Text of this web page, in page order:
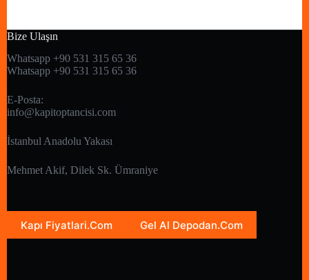
Bize Ulaşın
Whatsapp +90 531 315 65 36
Whatsapp +90 531 315 65 36
E-Posta:
info@kapitoptancisi.com
İstanbul Anadolu Yakası
Mehmet Akif, Dilek Sk. Ümraniye
Kapı Fiyatlari.Com Gel Al Depodan.Com